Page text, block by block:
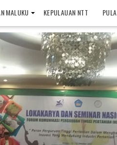
MALUKU KEPULAUAN NTT